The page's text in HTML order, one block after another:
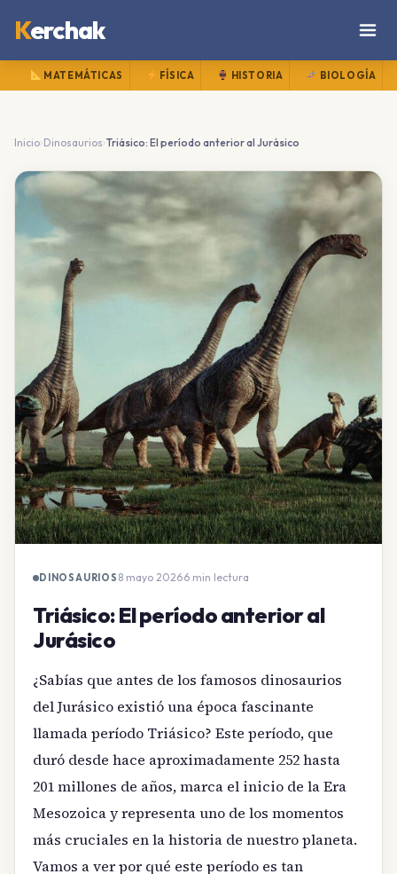
Kerchak
MATEMÁTICAS FÍSICA HISTORIA BIOLOGÍA
Inicio›Dinosaurios ›Triásico: El período anterior al Jurásico
DINOSAURIOS 8 mayo 2026·6 min lectura
Triásico: El período anterior al
Jurásico
¿Sabías que antes de los famosos dinosaurios
del Jurásico existió una época fascinante
llamada período Triásico? Este período, que
duró desde hace aproximadamente 252 hasta
201 millones de años, marca el inicio de la Era
Mesozoica y representa uno de los momentos
más cruciales en la historia de nuestro planeta.
Vamos a ver por qué este período es tan